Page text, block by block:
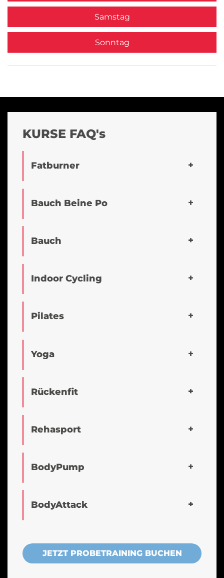
Samstag
Sonntag
KURSE FAQ's
Fatburner
Bauch Beine Po
Bauch
Indoor Cycling
Pilates
Yoga
Rückenfit
Rehasport
BodyPump
BodyAttack
JETZT PROBETRAINING BUCHEN